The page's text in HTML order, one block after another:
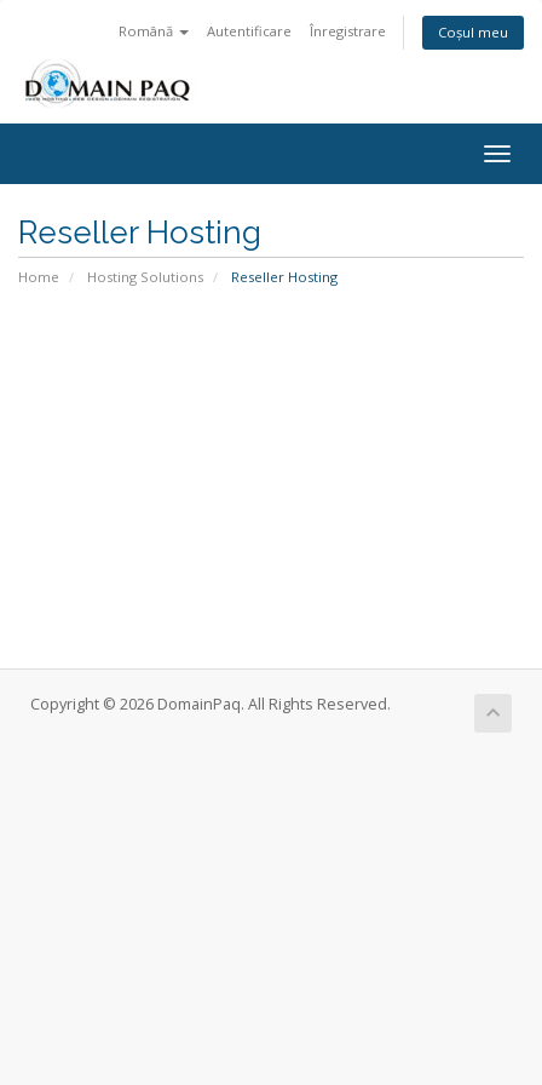
Română Autentificare Înregistrare Coșul meu
Reseller Hosting
Home Hosting Solutions Reseller Hosting
Copyright © 2026 DomainPaq. All Rights Reserved.